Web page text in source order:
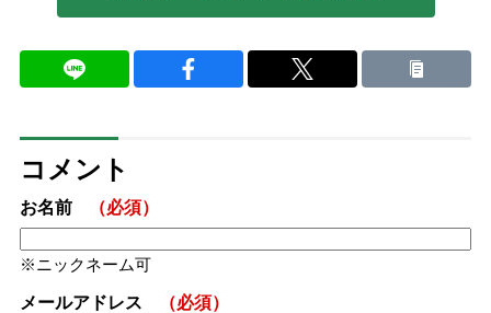
コメント
お名前 （必須）
ニックネーム可
メールアドレス （必須）